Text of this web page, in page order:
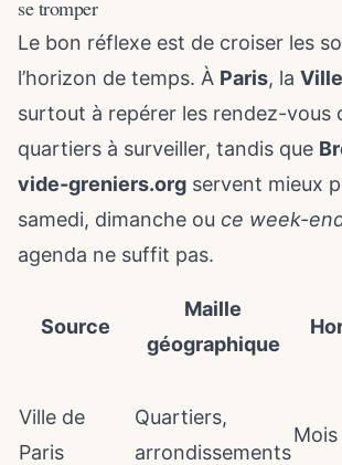
se tromper
Le bon réflexe est de croiser les
l’horizon de temps. À Paris, la
surtout à repérer les rendez-vous
quartiers à surveiller, tandis que
vide-greniers.org servent mieux
samedi, dimanche ou ce week-
agenda ne suffit pas.
Source
Maille
géographique
Ville de
Paris
Quartiers,
arrondissements
Mois